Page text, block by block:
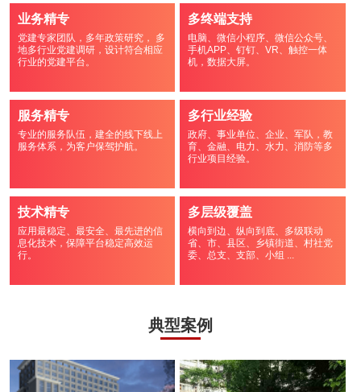
业务精专
党建专家团队，多年政策研究， 多
地多行业党建调研，设计符合相应
行业的党建平台。
多终端支持
电脑、微信小程序、微信公众号、
手机APP、钉钉、VR、触控一体
机，数据大屏。
服务精专
专业的服务队伍，建全的线下线上
服务体系，为客户保驾护航。
多行业经验
政府、事业单位、企业、军队，教
育、金融、电力、水力、消防等多
行业项目经验。
技术精专
应用最稳定、最安全、最先进的信
息化技术，保障平台稳定高效运
行。
多层级覆盖
横向到边、纵向到底、多级联动
省、市、县区、乡镇街道、村社党
委、总支、支部、小组 ...
典型案例